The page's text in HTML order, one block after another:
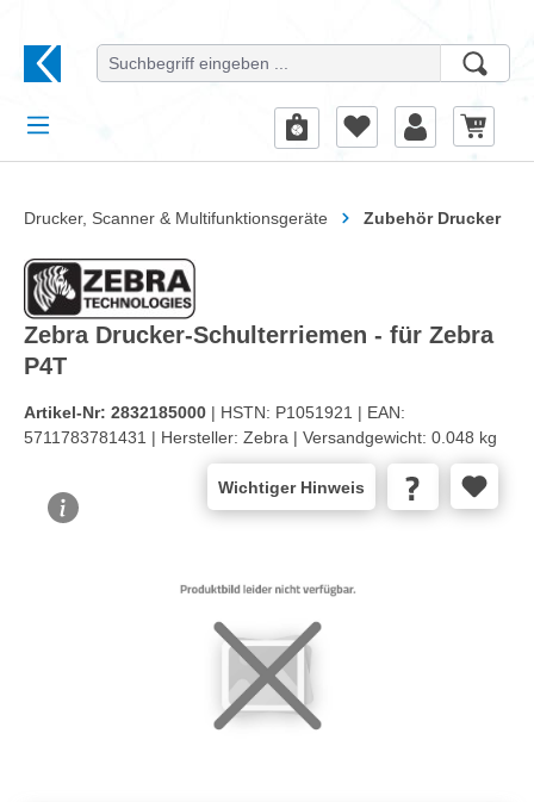
Drucker, Scanner & Multifunktionsgeräte Zubehör Drucker
Zebra Drucker-Schulterriemen - für Zebra
P4T
Artikel-Nr: 2832185000 | HSTN: P1051921 | EAN:
5711783781431 | Hersteller: Zebra | Versandgewicht: 0.048 kg
Wichtiger Hinweis